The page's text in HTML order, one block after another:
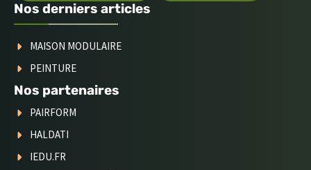
Nos derniers articles
MAISON MODULAIRE
PEINTURE
Nos partenaires
PAIRFORM
HALDATI
IEDU.FR